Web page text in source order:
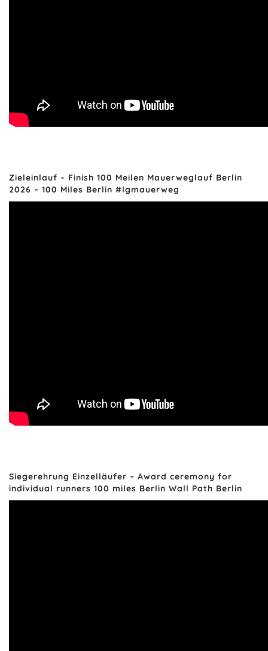
Zieleinlauf – Finish 100 Meilen Mauerweglauf Berlin
2026 – 100 Miles Berlin #lgmauerweg
Siegerehrung Einzelläufer – Award ceremony for
individual runners 100 miles Berlin Wall Path Berlin